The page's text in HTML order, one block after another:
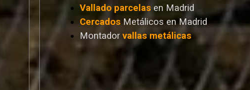
Vallado parcelas en Madrid
Cercados Metálicos en Madrid
Montador vallas metálicas